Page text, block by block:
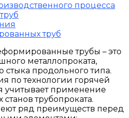
процесса
труб
трубы – это
металлопроката,
продольного типа.
по технологии горячей
учитывает применение
трубопроката.
ряд преимуществ перед